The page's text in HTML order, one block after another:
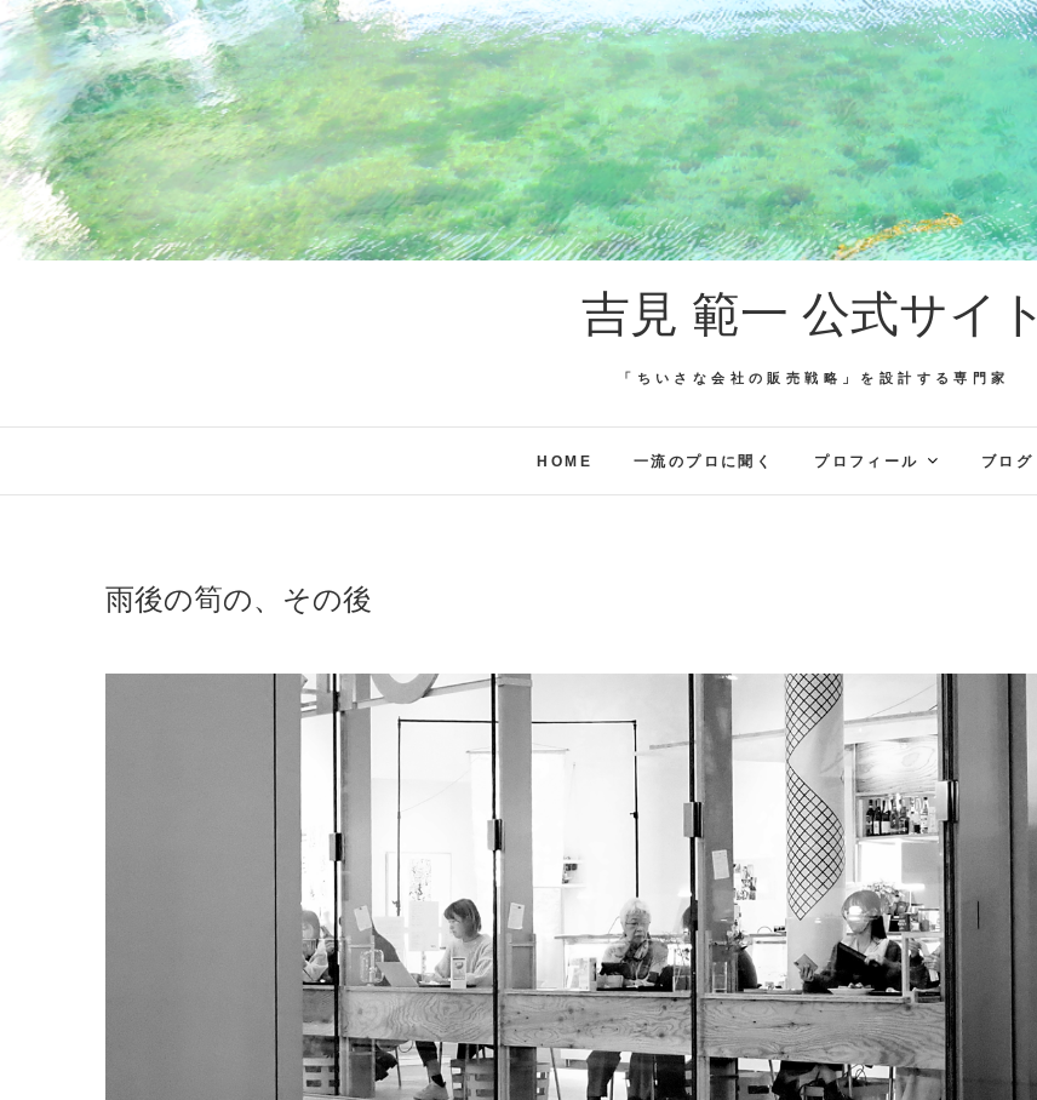
吉見 範一 公式サイト
「ちいさな会社の販売戦略」を設計する専門家
HOME 一流のプロに聞く プロフィール ブログ
雨後の筍の、その後